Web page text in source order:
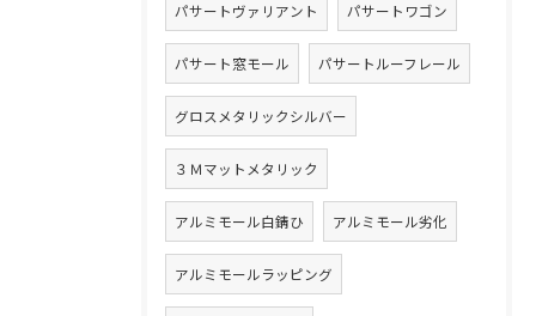
パサートヴァリアント パサートワゴン
パサート窓モール パサートルーフレール
グロスメタリックシルバー
３Ｍマットメタリック
アルミモール白錆ひ アルミモール劣化
アルミモールラッピング